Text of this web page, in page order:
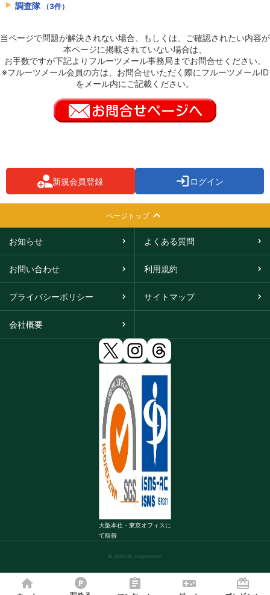
調査隊 （3件）
当ページで問題が解決されない場合、もしくは、ご確認されたい内容が
本ページに掲載されていない場合は、
お手数ですが下記よりフルーツメール事務局までお問合せください。
※フルーツメール会員の方は、お問合せいただく際にフルーツメールID
をメール内にご記載ください。
新規会員登録 ログイン
ページトップ
お知らせ よくある質問
お問い合わせ 利用規約
プライバシーポリシー サイトマップ
会社概要
大阪本社・東京オフィスに
て取得
© iBRIDGE Corporation